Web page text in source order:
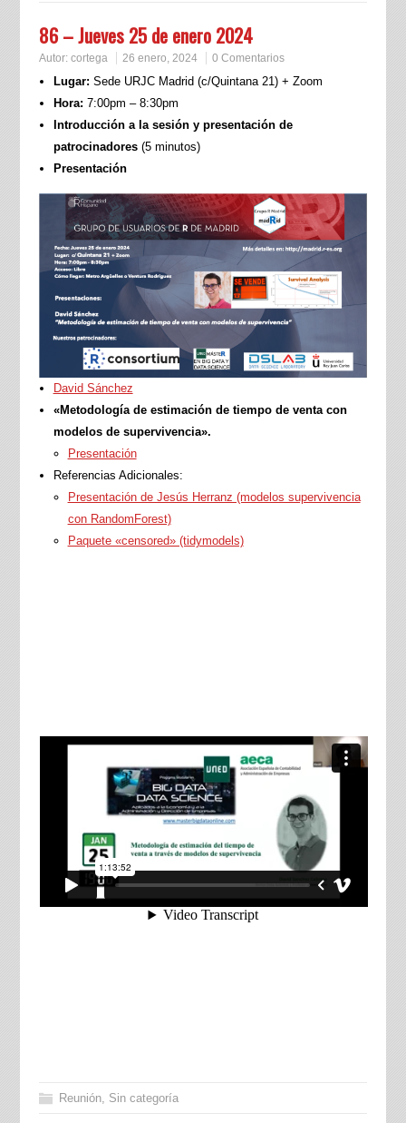
86 – Jueves 25 de enero 2024
Autor: cortega 26 enero, 2024 0 Comentarios
Lugar: Sede URJC Madrid (c/Quintana 21) + Zoom
Hora: 7:00pm – 8:30pm
Introducción a la sesión y presentación de
patrocinadores(5 minutos)
Presentación
David Sánchez
«Metodología de estimación de tiempo de venta con
modelos de supervivencia».
Presentación
Referencias Adicionales:
Presentación de Jesús Herranz (modelos supervivencia
con RandomForest)
Paquete «censored» (tidymodels)
Reunión, Sin categoría